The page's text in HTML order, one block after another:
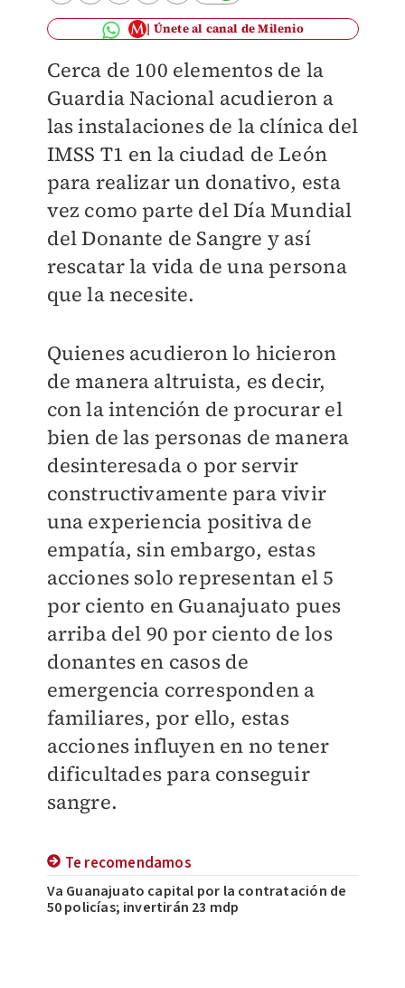
Únete al canal de Milenio
Cerca de 100 elementos de la
Guardia Nacional acudieron a
las instalaciones de la clínica del
IMSS T1 en la ciudad de León
para realizar un donativo, esta
vez como parte del Día Mundial
del Donante de Sangre y así
rescatar la vida de una persona
que la necesite.
Quienes acudieron lo hicieron
de manera altruista, es decir,
con la intención de procurar el
bien de las personas de manera
desinteresada o por servir
constructivamente para vivir
una experiencia positiva de
empatía, sin embargo, estas
acciones solo representan el 5
por ciento en Guanajuato pues
arriba del 90 por ciento de los
donantes en casos de
emergencia corresponden a
familiares, por ello, estas
acciones influyen en no tener
dificultades para conseguir
sangre.
Te recomendamos
Va Guanajuato capital por la contratación de
50 policías; invertirán 23 mdp